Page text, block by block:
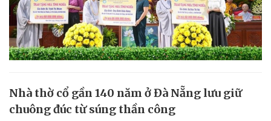
Nhà thờ cổ gần 140 năm ở Đà Nẵng lưu giữ
chuông đúc từ súng thần công